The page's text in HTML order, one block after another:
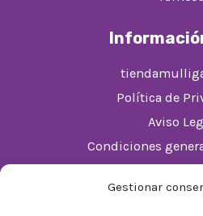
Gestionar
Política de
Aviso
Condiciones